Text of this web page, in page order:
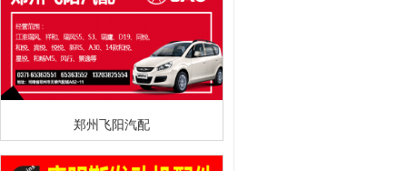
郑州飞阳汽配